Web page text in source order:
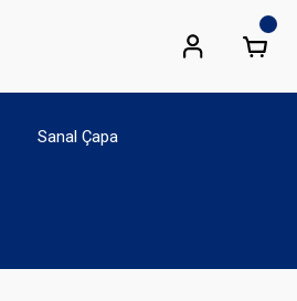
Sanal Çapa